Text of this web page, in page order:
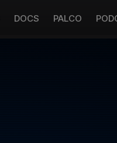
DOCS PALCO